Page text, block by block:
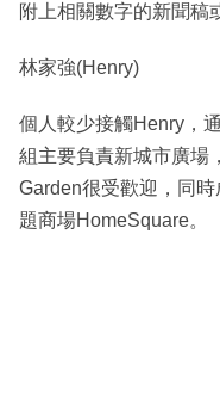
附上相關數字的新聞稿
林家強(Henry)
個人較少接觸Henry，
組主要負責新城市廣場
Garden很受歡迎，同
題商場HomeSquare。